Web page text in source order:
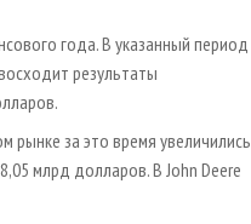
года. В указанный период
результаты
за это время увеличились
млрд долларов. В John Deere